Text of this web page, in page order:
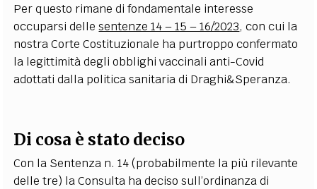
Per questo rimane di fondamentale interesse
occuparsi dellesentenze 14 – 15 – 16/2023, con cui la
nostra Corte Costituzionale ha purtroppo confermato
la legittimità degli obblighi vaccinali anti-Covid
adottati dalla politica sanitaria di Draghi&Speranza.
Di cosa è stato deciso
Con la Sentenza n. 14(probabilmente la più rilevante
delle tre) la Consulta ha deciso sull’ordinanza di